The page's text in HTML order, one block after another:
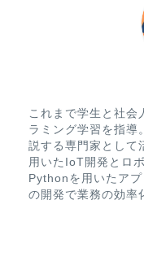
これまで学生と社
ラミング学習を指導
説する専門家として
用いたIoT開発とロ
Pythonを用いたア
の開発で業務の効率